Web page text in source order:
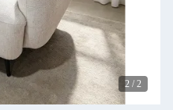
2 / 2